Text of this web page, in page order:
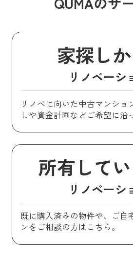
家探し
リノベーシ
リノベに向いた中古マンショ
しや資金計画などご希望に沿
所有して
リノベーシ
既に購入済みの物件や、ご自
ンをご相談の方はこちら。